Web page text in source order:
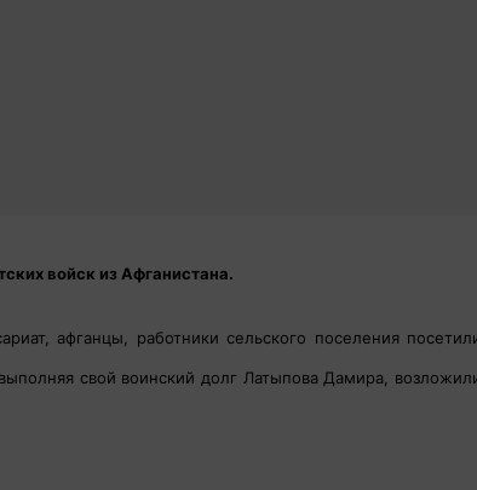
войск из Афганистана.
афганцы, работники сельского поселения
свой воинский долг Латыпова Дамира,